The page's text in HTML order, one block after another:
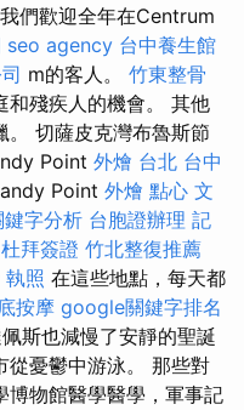
們歡迎全年在Centrum
seo agency 台中養生館
m的客人。 竹東整骨
和殘疾人的機會。 其他
。 切薩皮克灣布魯斯節
Point 外燴 台北 台中
Point 外燴 點心 文
字分析 台胞證辦理 記
杜拜簽證 竹北整復推薦
執照 在這些地點，每天都
按摩 google關鍵字排名
斯也減慢了安靜的聖誕
從憂鬱中游泳。 那些對
博物館醫學醫學，軍事記